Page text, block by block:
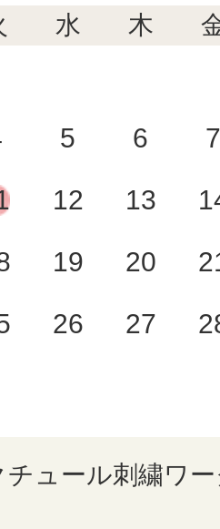
水 木
5 6 7
12 13
19 20
26 27
チュール刺繍ワ